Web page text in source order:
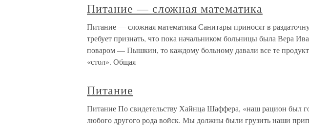
Питание — сложная математика
Питание — сложная математика Санитары приносят в
требует признать, что пока начальником больницы была Вера
поваром — Пышкин, то каждому больному давали все те
«стол». Общая
Питание
Питание По свидетельству Хайнца Шаффера, «наш рацион был
любого другого рода войск. Мы должны были грузить наши